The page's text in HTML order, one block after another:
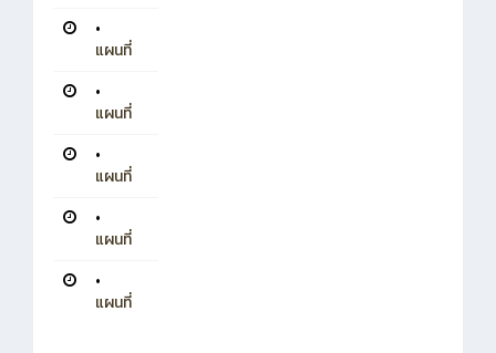
•
แผนที่
•
แผนที่
•
แผนที่
•
แผนที่
•
แผนที่